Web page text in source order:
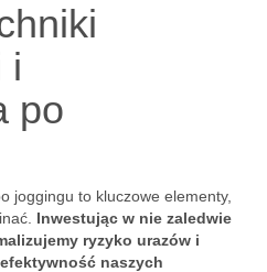
i
po
joggingu to kluczowe elementy,
Inwestując w nie zaledwie
ryzyko urazów i
naszych